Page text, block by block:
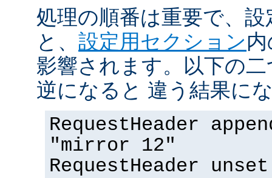
処理の順番は重要で、
と、 設定用セクション
影響されます。以下の
逆になると 違う結果に
RequestHeader
"mirror 12"
RequestHeader